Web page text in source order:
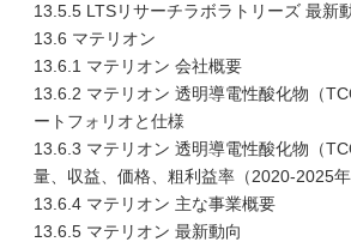
13.5.5 LTSリサーチラボラトリーズ 最新
13.6 マテリオン
13.6.1 マテリオン 会社概要
13.6.2 マテリオン 透明導電性酸化物（
ートフォリオと仕様
13.6.3 マテリオン 透明導電性酸化物（
量、収益、価格、粗利益率（2020-2025年
13.6.4 マテリオン 主な事業概要
13.6.5 マテリオン 最新動向